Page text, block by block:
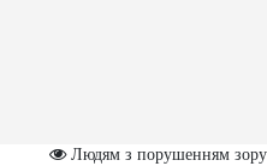
Людям з порушенням зору